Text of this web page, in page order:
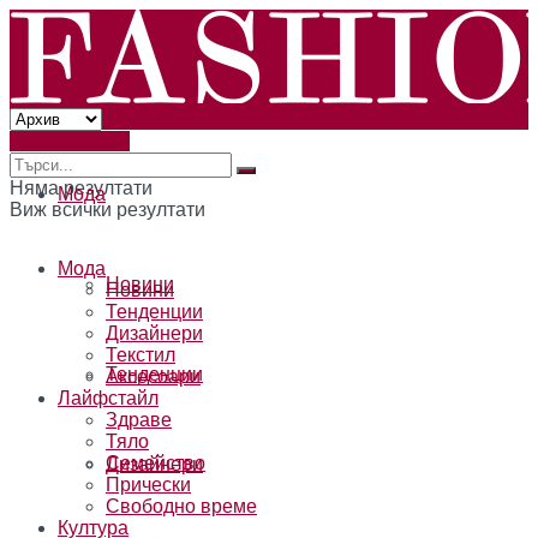
Няма резултати
Виж всички резултати
Мода
Новини
Тенденции
Дизайнери
Мода
Новини
Тенденции
Дизайнери
Текстил
Аксесоари
Лайфстайл
Здраве
Тяло
Семейство
Прически
Свободно време
Култура